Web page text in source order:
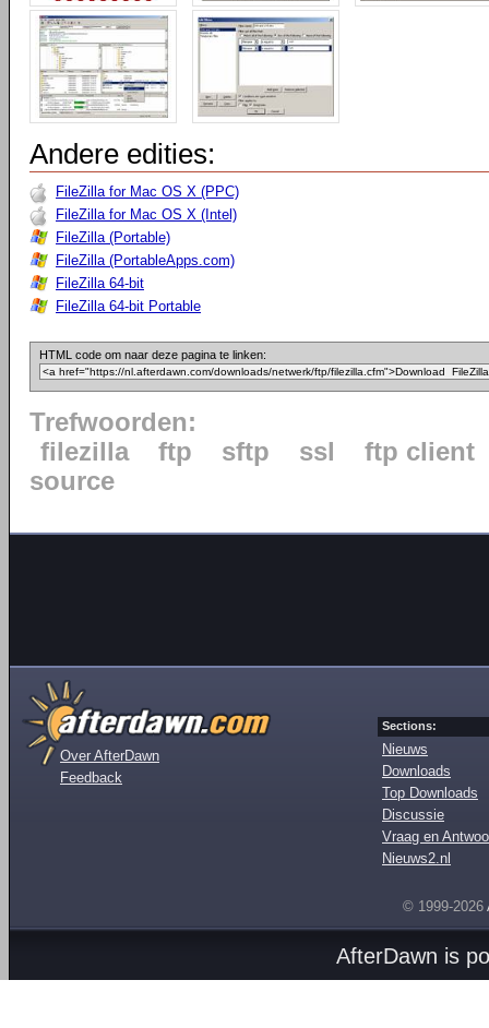
Andere edities:
FileZilla for Mac OS X (PPC)
FileZilla for Mac OS X (Intel)
FileZilla (Portable)
FileZilla (PortableApps.com)
FileZilla 64-bit
FileZilla 64-bit Portable
HTML code om naar deze pagina te linken:
Trefwoorden:
filezilla
ftp sftp ssl
ftp client
source
Over AfterDawn
Feedback
Sections:
Nieuws
Downloads
Top Downloads
Discussie
Vraag en
Nieuws2.nl
© 1999-2026
AfterDawn is